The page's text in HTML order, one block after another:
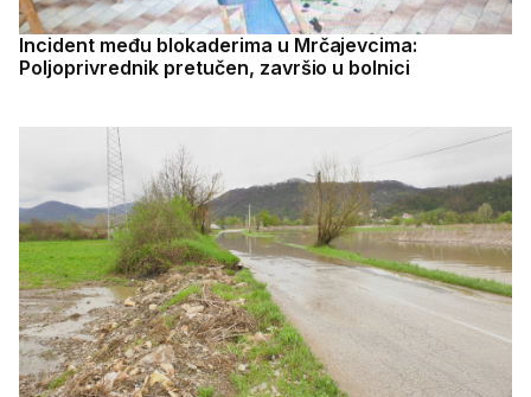
Incident među blokaderima u Mrčajevcima:
Poljoprivrednik pretučen, završio u bolnici